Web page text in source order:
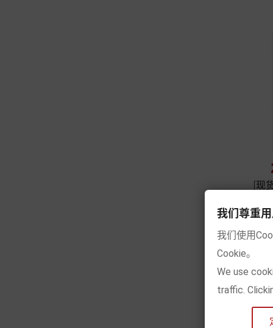
[现
我们尊重
我们使用
Cookie。
We use
traffic.